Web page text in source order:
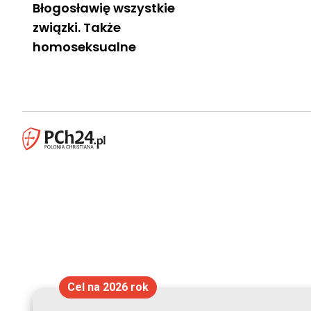
Błogosławię wszystkie
związki. Także
homoseksualne
Cel na 2026 rok